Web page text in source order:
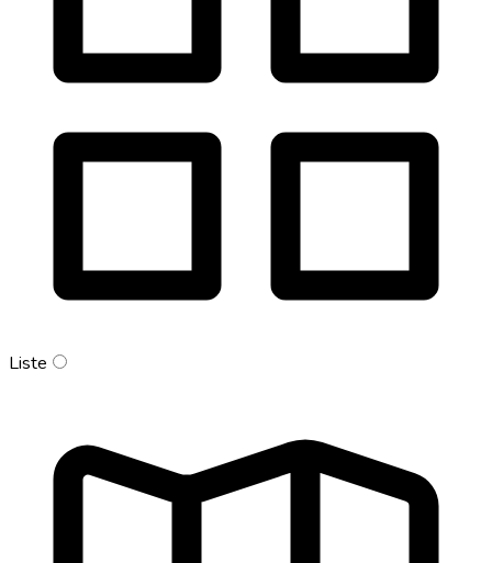
Liste